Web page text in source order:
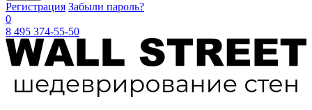
Регистрация Забыли пароль?
0
8 495 374-55-50